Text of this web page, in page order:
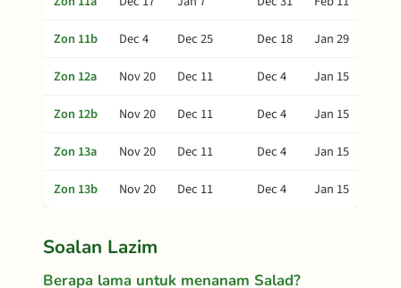
Zon 11b
Dec 4 Dec 25 Dec 18
Jan 29
Zon 12a
Nov 20 Dec 11 Dec 4
Jan 15
Zon 12b
Nov 20 Dec 11 Dec 4
Jan 15
Zon 13a
Nov 20 Dec 11 Dec 4
Jan 15
Zon 13b
Nov 20 Dec 11 Dec 4 Jan 15
Soalan Lazim
Berapa lama untuk menanam Salad?